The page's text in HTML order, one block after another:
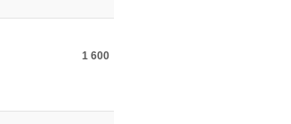
1 600